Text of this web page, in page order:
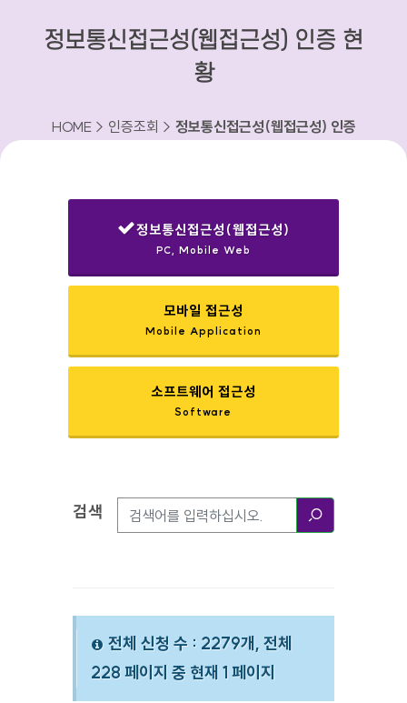
정보통신접근성(웹접근성) 인증 현
황
HOME > 인증조회 > 정보통신접근성(웹접근성) 인증
정보통신접근성(웹접근성)
PC, Mobile Web
모바일 접근성
Mobile Application
소프트웨어 접근성
Software
검색옵션
검색
전체 신청 수 : 2279개, 전체
228 페이지 중 현재 1 페이지